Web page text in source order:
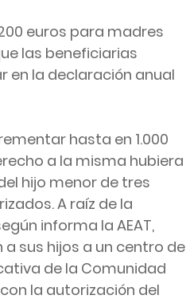
euros para madres
las beneficiarias
en la declaración anual
hasta en 1.000
a la misma hubiera
hijo menor de tres
A raíz de la
informa la AEAT,
sus hijos a un centro de
de la Comunidad
la autorización del